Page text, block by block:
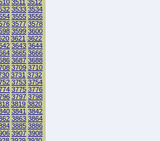
3511 3512
3533 3534
3555 3556
3577 3578
3599 3600
3621 3622
3643 3644
3665 3666
3687 3688
3709 3710
3731 3732
3753 3754
3775 3776
3797 3798
3819 3820
3841 3842
3863 3864
3885 3886
3907 3908